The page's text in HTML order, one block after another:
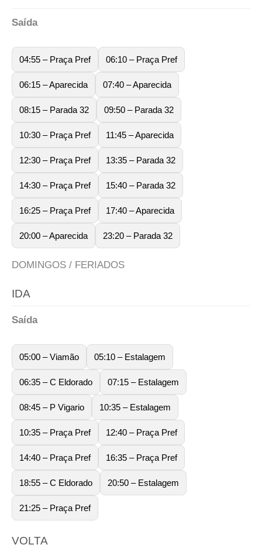
Saída
04:55 – Praça Pref 06:10 – Praça Pref
06:15 – Aparecida 07:40 – Aparecida
08:15 – Parada 32 09:50 – Parada 32
10:30 – Praça Pref 11:45 – Aparecida
12:30 – Praça Pref 13:35 – Parada 32
14:30 – Praça Pref 15:40 – Parada 32
16:25 – Praça Pref 17:40 – Aparecida
20:00 – Aparecida 23:20 – Parada 32
DOMINGOS / FERIADOS
IDA
Saída
05:00 – Viamão 05:10 – Estalagem
06:35 – C Eldorado 07:15 – Estalagem
08:45 – P Vigario 10:35 – Estalagem
10:35 – Praça Pref 12:40 – Praça Pref
14:40 – Praça Pref 16:35 – Praça Pref
18:55 – C Eldorado 20:50 – Estalagem
21:25 – Praça Pref
VOLTA